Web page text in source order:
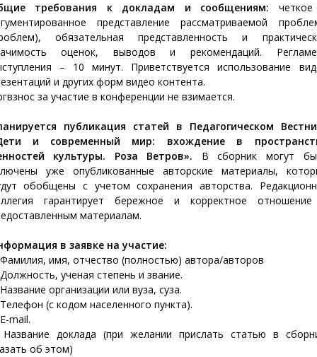
требования к докладам и сообщениям:
представление рассматриваемой
обязательная представленность и
оценок, выводов и рекомендаций.
– 10 минут. Приветствуется использование
и других форм видео контента.
за участие в конференции не взимается.
публикация статей в Педагогическом
и современный мир: вхождение в
культуры. Роза Ветров». В сборник могут
уже опубликованные авторские материалы,
обобщены с учетом сохранения авторства.
гарантирует бережное и корректное
материалам.
в заявке на участие:
имя, отчество (полностью) автора/авторов
ученая степень и звание.
организации или вуза, суза.
(с кодом населенного пункта).
mail.
доклада (при желании прислать статью в
об этом)